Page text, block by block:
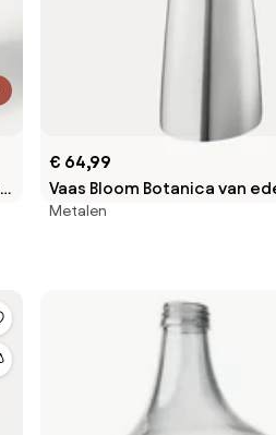
€ 64,99
Vaas Bloom Botanica van
cm
Metalen